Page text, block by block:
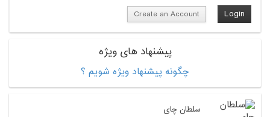
Create an Account
پیشنهاد های ویژه
چگونه پیشنهاد ویژه شویم ؟
سلطان چای